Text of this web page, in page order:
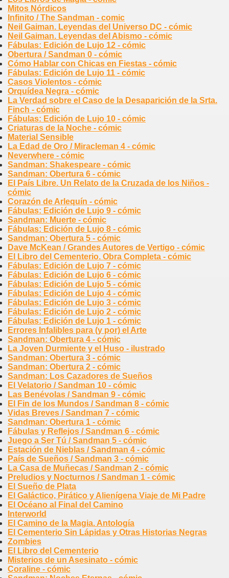
Mitos Nórdicos
Infinito / The Sandman - comic
Neil Gaiman. Leyendas del Universo DC - cómic
Neil Gaiman. Leyendas del Abismo - cómic
Fábulas: Edición de Lujo 12 - cómic
Obertura / Sandman 0 - cómic
Cómo Hablar con Chicas en Fiestas - cómic
Fábulas: Edición de Lujo 11 - cómic
Casos Violentos - cómic
Orquídea Negra - cómic
La Verdad sobre el Caso de la Desaparición de la Srta.
Finch - cómic
Fábulas: Edición de Lujo 10 - cómic
Criaturas de la Noche - cómic
Material Sensible
La Edad de Oro / Miracleman 4 - cómic
Neverwhere - cómic
Sandman: Shakespeare - cómic
Sandman: Obertura 6 - cómic
El País Libre. Un Relato de la Cruzada de los Niños -
cómic
Corazón de Arlequín - cómic
Fábulas: Edición de Lujo 9 - cómic
Sandman: Muerte - cómic
Fábulas: Edición de Lujo 8 - cómic
Sandman: Obertura 5 - cómic
Dave McKean / Grandes Autores de Vertigo - cómic
El Libro del Cementerio. Obra Completa - cómic
Fábulas: Edición de Lujo 7 - cómic
Fábulas: Edición de Lujo 6 - cómic
Fábulas: Edición de Lujo 5 - cómic
Fábulas: Edición de Lujo 4 - cómic
Fábulas: Edición de Lujo 3 - cómic
Fábulas: Edición de Lujo 2 - cómic
Fábulas: Edición de Lujo 1 - cómic
Errores Infalibles para (y por) el Arte
Sandman: Obertura 4 - cómic
La Joven Durmiente y el Huso - ilustrado
Sandman: Obertura 3 - cómic
Sandman: Obertura 2 - cómic
Sandman: Los Cazadores de Sueños
El Velatorio / Sandman 10 - cómic
Las Benévolas / Sandman 9 - cómic
El Fin de los Mundos / Sandman 8 - cómic
Vidas Breves / Sandman 7 - cómic
Sandman: Obertura 1 - cómic
Fábulas y Reflejos / Sandman 6 - cómic
Juego a Ser Tú / Sandman 5 - cómic
Estación de Nieblas / Sandman 4 - cómic
País de Sueños / Sandman 3 - cómic
La Casa de Muñecas / Sandman 2 - cómic
Preludios y Nocturnos / Sandman 1 - cómic
El Sueño de Plata
El Galáctico, Pirático y Alienígena Viaje de Mi Padre
El Océano al Final del Camino
Interworld
El Camino de la Magia. Antología
El Cementerio Sin Lápidas y Otras Historias Negras
Zombies
El Libro del Cementerio
Misterios de un Asesinato - cómic
Coraline - cómic